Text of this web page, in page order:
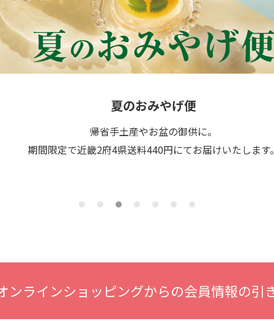
夏のおみやげ便
帰省手土産やお盆の御供に。
期間限定で近畿2府4県送料440円にてお届けいたします。
ンラインショッピングからの会員情報の引